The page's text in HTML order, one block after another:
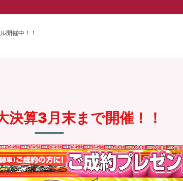
開催中！！
決算3月末まで開催！！